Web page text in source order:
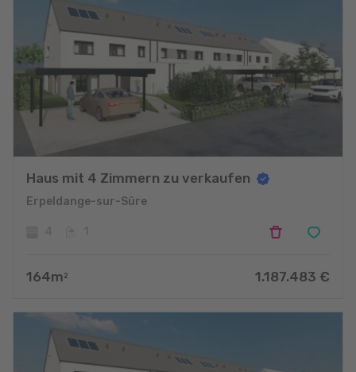
Haus mit 4 Zimmern zu verkaufen
Erpeldange-sur-Sûre
164m 2 1.187.483 €